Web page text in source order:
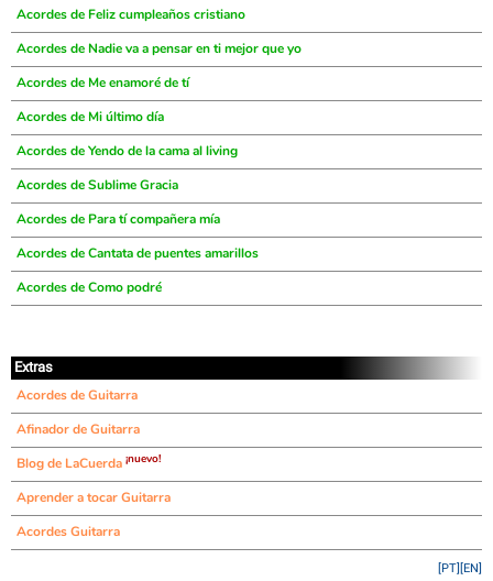
Acordes de Feliz cumpleaños cristiano
Acordes de Nadie va a pensar en ti mejor que yo
Acordes de Me enamoré de tí
Acordes de Mi último día
Acordes de Yendo de la cama al living
Acordes de Sublime Gracia
Acordes de Para tí compañera mía
Acordes de Cantata de puentes amarillos
Acordes de Como podré
Extras
Acordes de Guitarra
Afinador de Guitarra
Blog de LaCuerda ¡nuevo!
Aprender a tocar Guitarra
Acordes Guitarra
[EN]
[PT]